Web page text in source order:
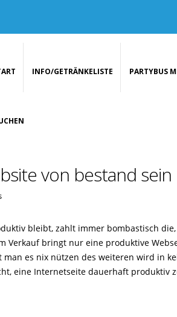
INFO/GETRÄNKELISTE PARTYBUS
von bestand
bleibt, zahlt immer bombastisch
Verkauf bringt nur eine produktive
es nix nützen des weiteren wird in
eine Internetseite dauerhaft produktiv